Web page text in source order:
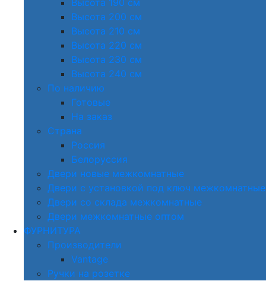
Высота 190 см
Высота 200 см
Высота 210 см
Высота 220 см
Высота 230 см
Высота 240 см
По наличию
Готовые
На заказ
Страна
Россия
Белоруссия
Двери новые межкомнатные
Двери с установкой под ключ межкомнатные
Двери со склада межкомнатные
Двери межкомнатные оптом
ФУРНИТУРА
Производители
Vantage
Ручки на розетке